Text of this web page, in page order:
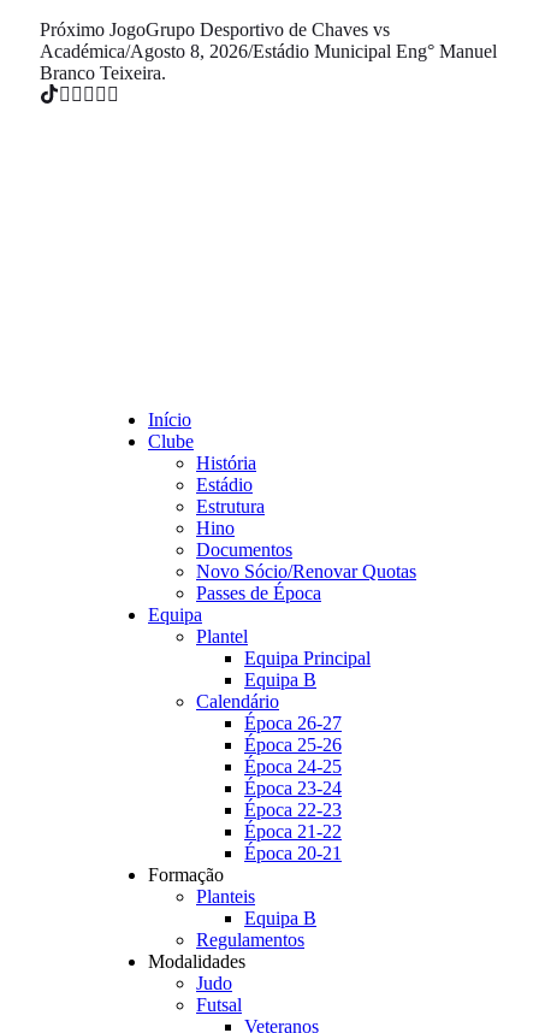
Próximo JogoGrupo Desportivo de Chaves vs
Académica/Agosto 8, 2026/Estádio Municipal Eng° Manuel
Branco Teixeira.
Início
Clube
História
Estádio
Estrutura
Hino
Documentos
Novo Sócio/Renovar Quotas
Passes de Época
Equipa
Plantel
Equipa Principal
Equipa B
Calendário
Época 26-27
Época 25-26
Época 24-25
Época 23-24
Época 22-23
Época 21-22
Época 20-21
Formação
Planteis
Equipa B
Regulamentos
Modalidades
Judo
Futsal
Veteranos